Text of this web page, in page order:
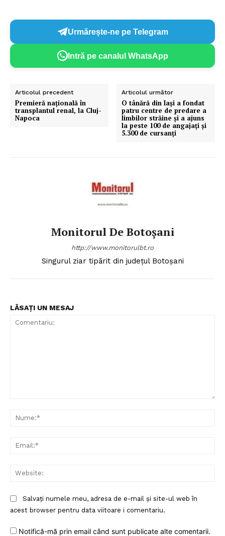
Urmărește-ne pe Telegram
Intră pe canalul WhatsApp
Articolul precedent
Premieră națională în
transplantul renal, la Cluj-
Napoca
Articolul următor
O tânără din Iași a fondat
patru centre de predare a
limbilor străine și a ajuns
la peste 100 de angajați și
5.300 de cursanţi
Monitorul De Botoșani
http://www.monitorulbt.ro
Singurul ziar tipărit din județul Botoșani
LĂSAȚI UN MESAJ
Salvați numele meu, adresa de e-mail și site-ul web în
acest browser pentru data viitoare i comentariu.
Notifică-mă prin email când sunt publicate alte comentarii.